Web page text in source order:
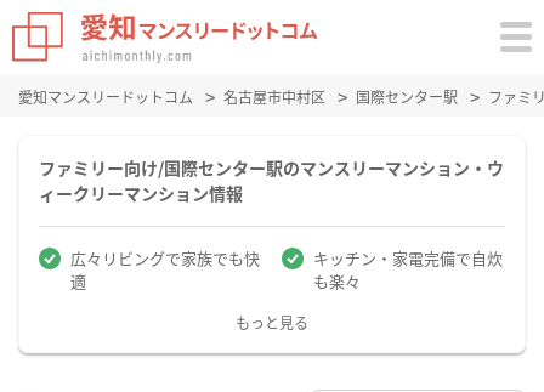
愛知マンスリードットコム 名古屋市中村区 国際センター駅 ファミ
ファミリー向け/国際センター駅のマンスリーマンション・ウ
ィークリーマンション情報
広々リビングで家族でも快
適
キッチン・家電完備で自炊
も楽々
もっと見る